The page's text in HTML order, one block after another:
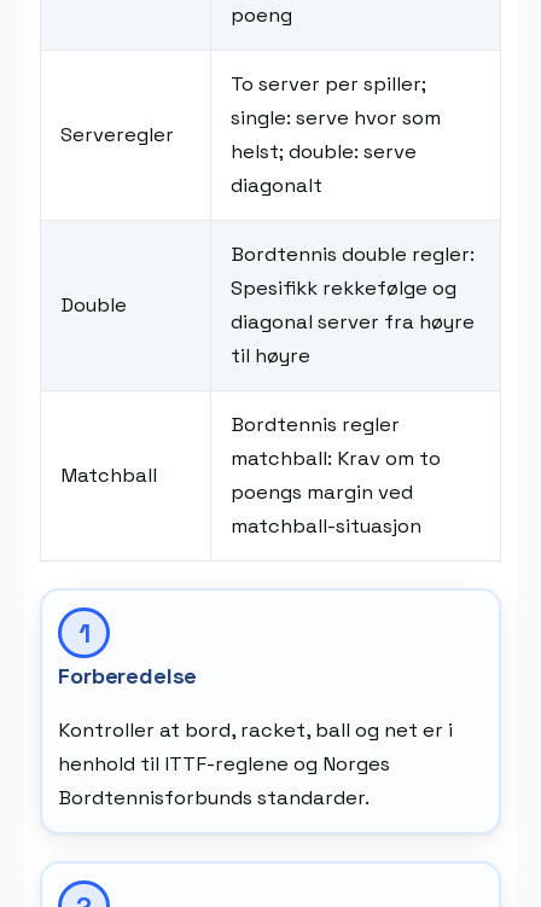
poeng
Serveregler
To server per spiller;
single: serve hvor som
helst; double: serve
diagonalt
Double
Bordtennis double regler:
Spesifikk rekkefølge og
diagonal server fra høyre
til høyre
Matchball
Bordtennis regler
matchball: Krav om to
poengs margin ved
matchball-situasjon
Forberedelse
Kontroller at bord, racket, ball og net er i
henhold til ITTF-reglene og Norges
Bordtennisforbunds standarder.